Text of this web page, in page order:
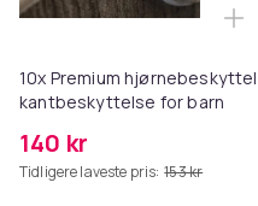
10x Premium
kantbeskyttelse for barn
140 kr
Tidligere laveste pris: 153 kr